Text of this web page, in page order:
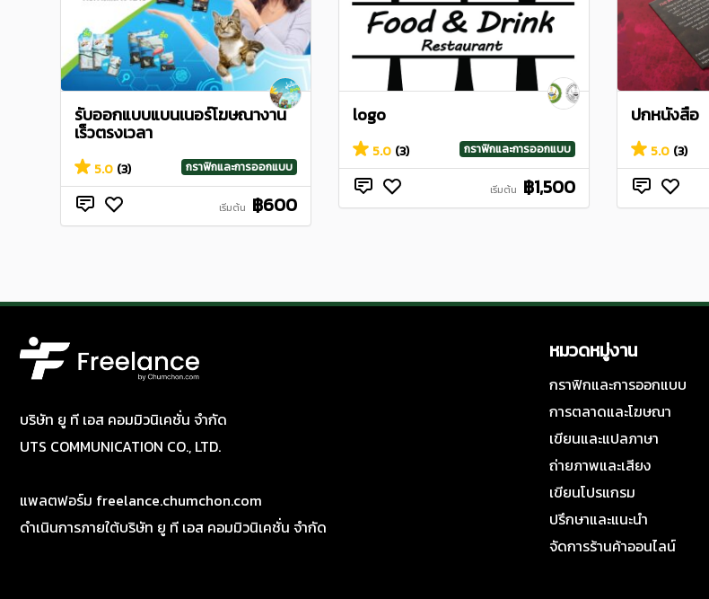
รับออกแบบแบนเนอร์โฆษณางาน
เร็วตรงเวลา
5.0 (3) กราฟิกและการออกแบบ
เริ่มต้น ฿600
logo
5.0 (3) กราฟิกและการออกแบบ
เริ่มต้น ฿1,500
ปกหนังสือ
5.0 (3)
บริษัท ยู ที เอส คอมมิวนิเคชั่น จำกัด
UTS COMMUNICATION CO., LTD.
แพลตฟอร์ม freelance.chumchon.com
ดำเนินการภายใต้บริษัท ยู ที เอส คอมมิวนิเคชั่น จำกัด
หมวดหมู่งาน
กราฟิกและการออกแบบ
การตลาดและโฆษณา
เขียนและแปลภาษา
ถ่ายภาพและเสียง
เขียนโปรแกรม
ปรึกษาและแนะนำ
จัดการร้านค้าออนไลน์